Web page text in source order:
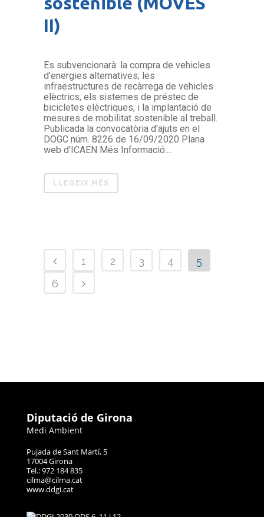
II)
Es subvencionarà: la compra de vehicles
d’energies alternatives; les
infraestructures de recàrrega de vehicles
elèctrics, els sistemes de préstec de
bicicletes elèctriques; i la implantació de
mesures de mobilitat sostenible al treball.
Publicada la convocatòria d'ajuts en el
DOGC núm. 8226 de 16/09/2020 Plana
web d'ICAEN Més Informació:...
LLEGEIX MÉS
1 2 3 4
5
6
Diputació de Girona
Medi Ambient
Pujada de Sant Martí, 5
17004 Girona
Tel.: 972 184 835
cilma@cilma.cat
www.ddgi.cat